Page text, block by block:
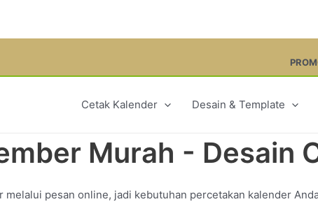
Gebyar cetak
Cetak Kalender Desain & Template
Murah - Desain
pesan online, jadi kebutuhan percetakan kalender